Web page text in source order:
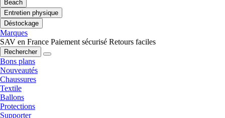
Beach
Entretien physique
Déstockage
Marques
SAV en France Paiement sécurisé Retours faciles
Rechercher
Bons plans
Nouveautés
Chaussures
Textile
Ballons
Protections
Supporter